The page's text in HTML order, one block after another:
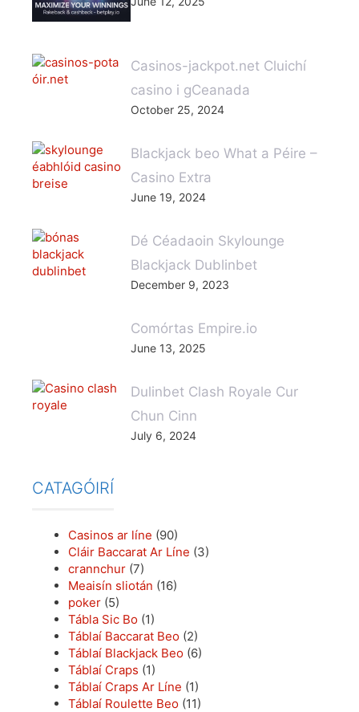
Casinos-jackpot.net Cluichí
casino i gCeanada
October 25, 2024
Blackjack beo What a Péire –
Casino Extra
June 19, 2024
Dé Céadaoin Skylounge
Blackjack Dublinbet
December 9, 2023
Comórtas Empire.io
June 13, 2025
Dulinbet Clash Royale Cur
Chun Cinn
July 6, 2024
CATAGÓIRÍ
Casinos ar líne (90)
Cláir Baccarat Ar Líne (3)
crannchur (7)
Meaisín sliotán (16)
poker (5)
Tábla Sic Bo (1)
Táblaí Baccarat Beo (2)
Táblaí Blackjack Beo (6)
Táblaí Craps (1)
Táblaí Craps Ar Líne (1)
Táblaí Roulette Beo (11)